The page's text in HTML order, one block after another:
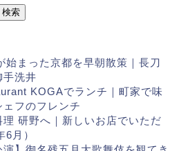
検索
始まった京都を早朝散策｜長刀
手洗井
KOGAでランチ｜町家で味
フのフレンチ
理 研野へ｜新しいお店でいただ
月）